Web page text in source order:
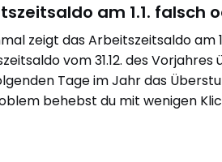
am 1.1. falsch
zeigt das Arbeitszeitsaldo am
vom 31.12. des
Tage im Jahr das
behebst du mit wenigen